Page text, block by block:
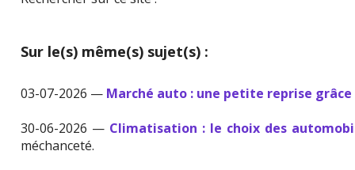
Sur le(s) même(s) sujet(s) :
03-07-2026 — Marché auto : une petite reprise
30-06-2026 — Climatisation : le choix des
méchanceté.